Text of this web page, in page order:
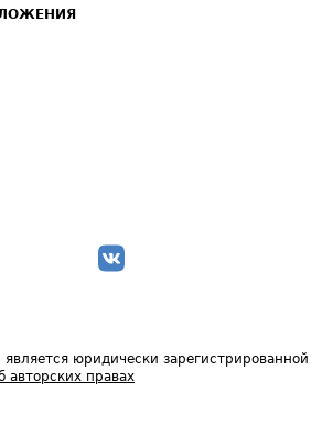
является юридически зарегистрированной
авторских правах